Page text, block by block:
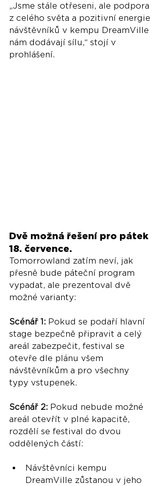
„Jsme stále otřeseni, ale podpora
z celého světa a pozitivní energie
návštěvníků v kempu DreamVille
nám dodávají sílu,“ stojí v
prohlášení.
Dvě možná řešení pro pátek
18. července.
Tomorrowland zatím neví, jak
přesně bude páteční program
vypadat, ale prezentoval dvě
možné varianty:
Scénář 1: Pokud se podaří hlavní
stage bezpečně připravit a celý
areál zabezpečit, festival se
otevře dle plánu všem
návštěvníkům a pro všechny
typy vstupenek.
Scénář 2: Pokud nebude možné
areál otevřít v plné kapacitě,
rozdělí se festival do dvou
oddělených částí:
Návštěvníci kempu
DreamVille zůstanou v jeho